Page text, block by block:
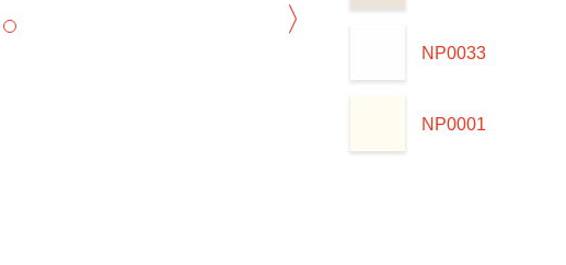
〉
NP0033
NP0001